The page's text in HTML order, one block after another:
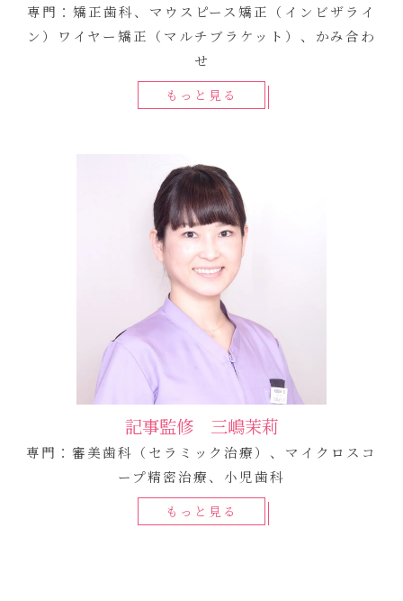
専門：矯正歯科、マウスピース矯正（インビザライ
ン）ワイヤー矯正（マルチブラケット）、かみ合わ
せ
もっと見る
記事監修 三嶋茉莉
専門：審美歯科（セラミック治療）、マイクロスコ
ープ精密治療、小児歯科
もっと見る